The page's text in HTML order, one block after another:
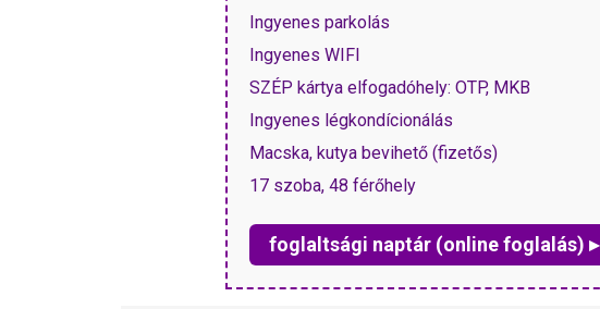
Ingyenes parkolás
Ingyenes WIFI
SZÉP kártya elfogadóhely: OTP, MKB
Ingyenes légkondícionálás
Macska, kutya bevihető (fizetős)
17 szoba, 48 férőhely
foglaltsági naptár (online foglalás) ▸